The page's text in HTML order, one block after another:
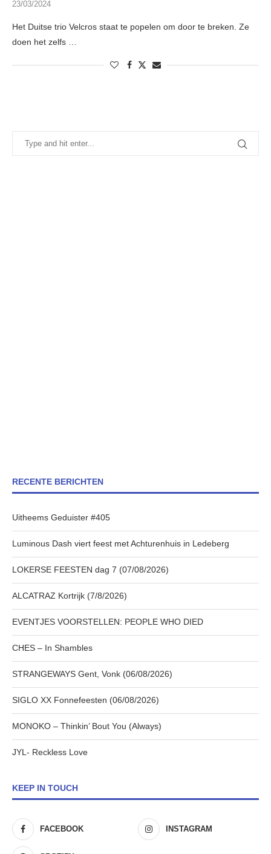
23/03/2024
Het Duitse trio Velcros staat te popelen om door te breken. Ze
doen het zelfs …
RECENTE BERICHTEN
Uitheems Geduister #405
Luminous Dash viert feest met Achturenhuis in Ledeberg
LOKERSE FEESTEN dag 7 (07/08/2026)
ALCATRAZ Kortrijk (7/8/2026)
EVENTJES VOORSTELLEN: PEOPLE WHO DIED
CHES – In Shambles
STRANGEWAYS Gent, Vonk (06/08/2026)
SIGLO XX Fonnefeesten (06/08/2026)
MONOKO – Thinkin’ Bout You (Always)
JYL- Reckless Love
KEEP IN TOUCH
FACEBOOK INSTAGRAM